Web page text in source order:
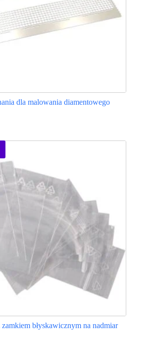
dla malowania diamentowego
błyskawicznym na nadmiar